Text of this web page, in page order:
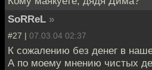
SoRReL »
#27 | 07.03.04 02:37
К сожалению без денег в
А по моему мнению чистых